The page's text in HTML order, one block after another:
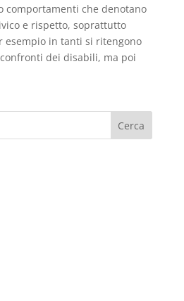
comportamenti che denotano
e rispetto, soprattutto
esempio in tanti si ritengono
dei disabili, ma poi